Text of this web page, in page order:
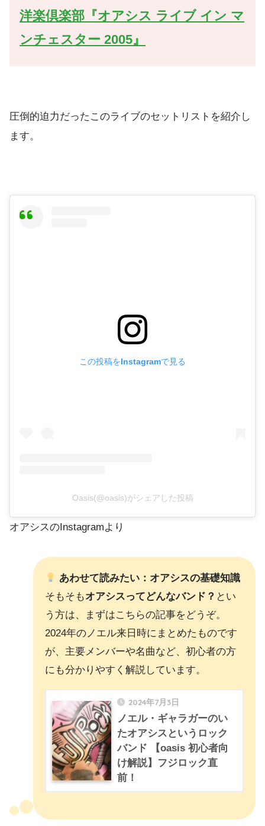
洋楽倶楽部『オアシス ライブ イン マ
ンチェスター 2005』
圧倒的迫力だったこのライブのセットリストを紹介し
ます。
この投稿をInstagramで見る
Oasis(@oasis)がシェアした投稿
オアシスのInstagramより
あわせて読みたい：オアシスの基礎知識
そもそもオアシスってどんなバンド？ とい
う方は、まずはこちらの記事をどうぞ。
2024年のノエル来日時にまとめたものです
が、主要メンバーや名曲など、初心者の方
にも分かりやすく解説しています。
2024年7月3日
ノエル・ギャラガーのい
たオアシスというロック
バンド 【oasis 初心者向
け解説】フジロック直
前！